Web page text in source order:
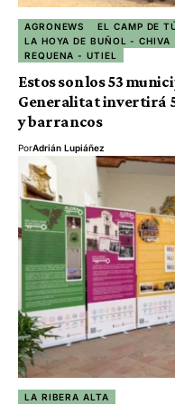
AGRONEWS EL CAMP DE
LA HOYA DE BUÑOL - CHIVA
REQUENA - UTIEL
Estos son los 53
Generalitat invertirá
y barrancos
PorAdrián Lupiáñez
LA RIBERA ALTA